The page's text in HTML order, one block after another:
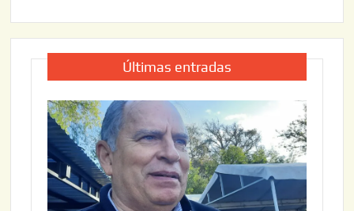
Últimas entradas